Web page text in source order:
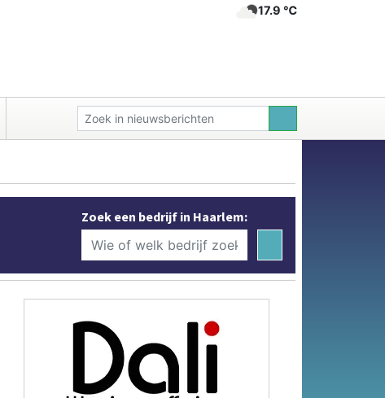
17.9 ℃
Zoek een bedrijf in Haarlem: